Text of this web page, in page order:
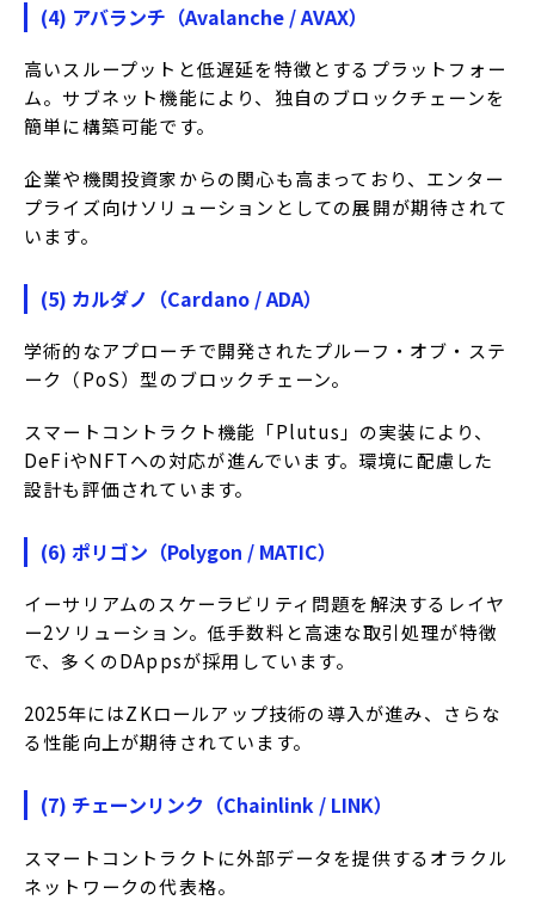
(4) アバランチ（Avalanche / AVAX）
高いスループットと低遅延を特徴とするプラットフォー
ム。サブネット機能により、独自のブロックチェーンを
簡単に構築可能です。
企業や機関投資家からの関心も高まっており、エンター
プライズ向けソリューションとしての展開が期待されて
います。
(5) カルダノ（Cardano / ADA）
学術的なアプローチで開発されたプルーフ・オブ・ステ
ーク（PoS）型のブロックチェーン。
スマートコントラクト機能「Plutus」の実装により、
DeFiやNFTへの対応が進んでいます。 環境に配慮した
設計も評価されています。
(6) ポリゴン（Polygon / MATIC）
イーサリアムのスケーラビリティ問題を解決するレイヤ
ー2ソリューション。低手数料と高速な取引処理が特徴
で、多くのDAppsが採用しています。
2025年にはZKロールアップ技術の導入が進み、さらな
る性能向上が期待されています。
(7) チェーンリンク（Chainlink / LINK）
スマートコントラクトに外部データを提供するオラクル
ネットワークの代表格。